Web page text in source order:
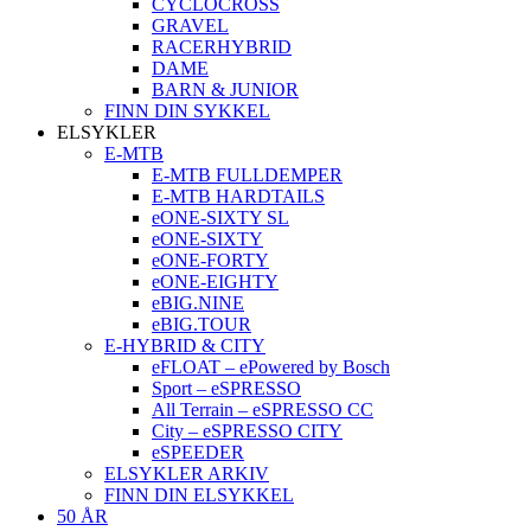
CYCLOCROSS
GRAVEL
RACERHYBRID
DAME
BARN & JUNIOR
FINN DIN SYKKEL
ELSYKLER
E-MTB
E-MTB FULLDEMPER
E-MTB HARDTAILS
eONE-SIXTY SL
eONE-SIXTY
eONE-FORTY
eONE-EIGHTY
eBIG.NINE
eBIG.TOUR
E-HYBRID & CITY
eFLOAT – ePowered by Bosch
Sport – eSPRESSO
All Terrain – eSPRESSO CC
City – eSPRESSO CITY
eSPEEDER
ELSYKLER ARKIV
FINN DIN ELSYKKEL
50 ÅR